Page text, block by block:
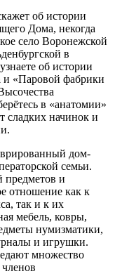
об истории
Дома, некогда
село Воронежской
в
об истории
и «Паровой фабрики
в «анатомии»
сладких начинок и
дом-
семьи.
предметов и
отношение как к
так и к их
мебель, ковры,
нумизматики,
и игрушки.
множество